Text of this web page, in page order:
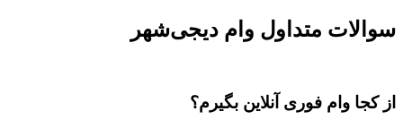
سوالات متداول وام دیجی‌شهر
از کجا وام فوری آنلاین بگیرم؟